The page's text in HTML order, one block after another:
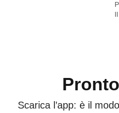
Scarica l’app: è il